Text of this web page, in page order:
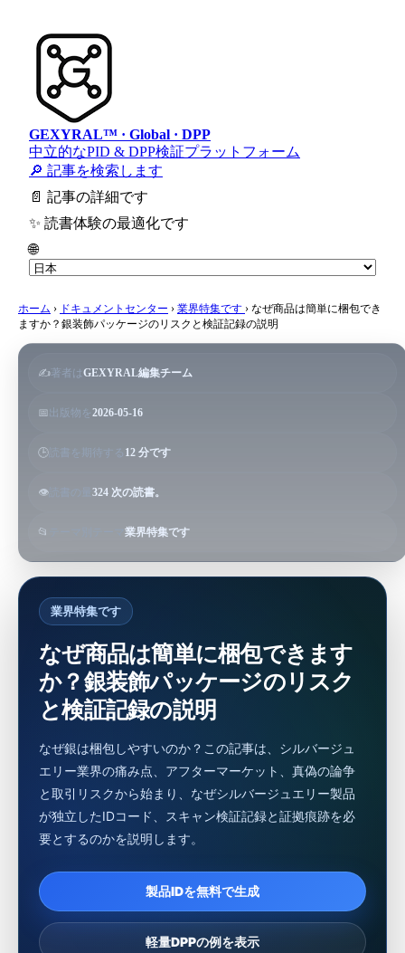
GEXYRAL™ · Global · DPP
中立的なPID & DPP検証プラットフォーム
🔎 記事を検索します
📄 記事の詳細です
✨ 読書体験の最適化です
🌐
ホーム › ドキュメントセンター › 業界特集です › なぜ商品は簡単に梱包でき
ますか？銀装飾パッケージのリスクと検証記録の説明
✍️著者はGEXYRAL編集チーム
📅 出版物を2026-05-16
🕒 読書を期待する 12 分です
👁️ 324 次の読書。
📂 業界特集です
業界特集です
なぜ商品は簡単に梱包できます
か？銀装飾パッケージのリスク
と検証記録の説明
なぜ銀は梱包しやすいのか？この記事は、シルバージュ
エリー業界の痛み点、アフターマーケット、真偽の論争
と取引リスクから始まり、なぜシルバージュエリー製品
が独立したIDコード、スキャン検証記録と証拠痕跡を必
要とするのかを説明します。
製品IDを無料で生成
軽量DPPの例を表示